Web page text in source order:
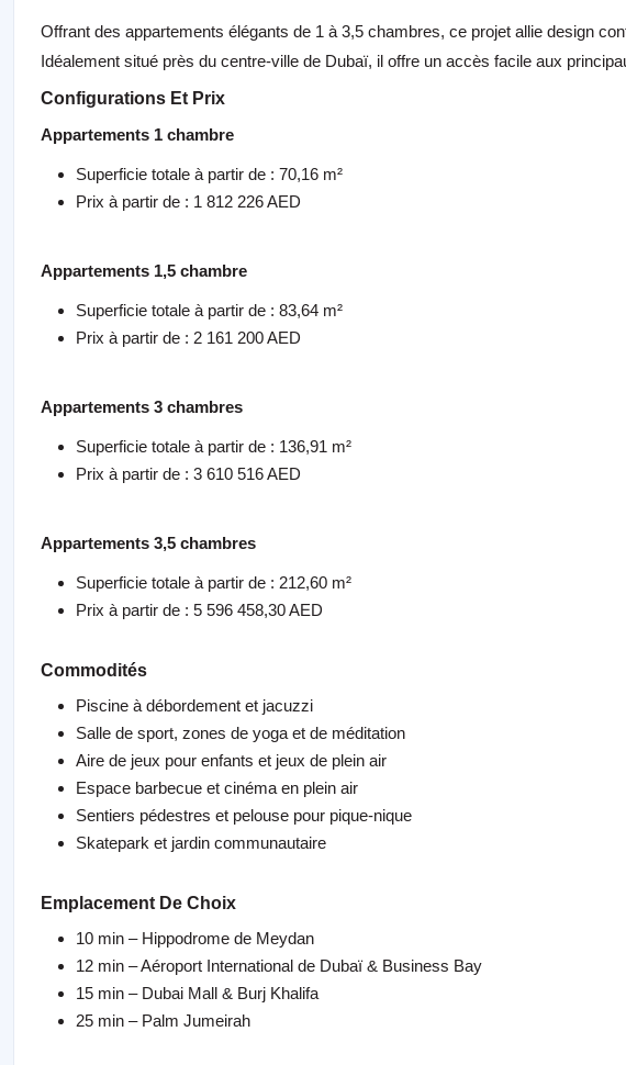
Offrant des appartements élégants de 1 à 3,5 chambres, ce projet allie design
Idéalement situé près du centre-ville de Dubaï, il offre un accès facile aux
Configurations Et Prix
Appartements 1 chambre
Superficie totale à partir de : 70,16 m²
Prix à partir de : 1 812 226 AED
Appartements 1,5 chambre
Superficie totale à partir de : 83,64 m²
Prix à partir de : 2 161 200 AED
Appartements 3 chambres
Superficie totale à partir de : 136,91 m²
Prix à partir de : 3 610 516 AED
Appartements 3,5 chambres
Superficie totale à partir de : 212,60 m²
Prix à partir de : 5 596 458,30 AED
Commodités
Piscine à débordement et jacuzzi
Salle de sport, zones de yoga et de méditation
Aire de jeux pour enfants et jeux de plein air
Espace barbecue et cinéma en plein air
Sentiers pédestres et pelouse pour pique-nique
Skatepark et jardin communautaire
Emplacement De Choix
10 min – Hippodrome de Meydan
12 min – Aéroport International de Dubaï & Business Bay
15 min – Dubai Mall & Burj Khalifa
25 min – Palm Jumeirah